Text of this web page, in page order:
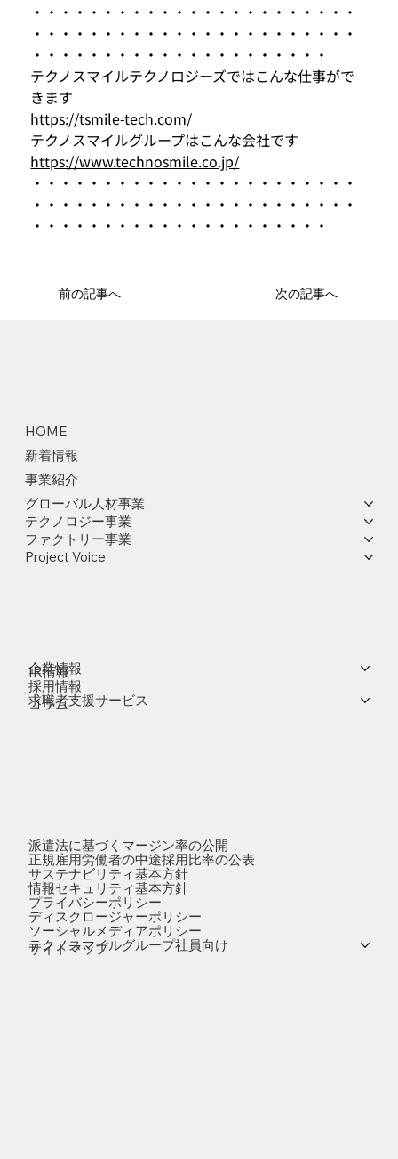
前の記事へ 次の記事へ
・・・・・・・・・・・・・・・・・・・・・・・
・・・・・・・・・・・・・・・・・・・・・・・
・・・・・・・・・・・・・・・・・・・・・
テクノスマイルテクノロジーズではこんな仕事がで
きます
https://tsmile-tech.com/
テクノスマイルグループはこんな会社です
https://www.technosmile.co.jp/
・・・・・・・・・・・・・・・・・・・・・・・
・・・・・・・・・・・・・・・・・・・・・・・
・・・・・・・・・・・・・・・・・・・・・
HOME
新着情報
事業紹介
グローバル人材事業
テクノロジー事業
ファクトリー事業
Project Voice
企業情報
IR情報
採用情報
求職者支援サービス
コラム
派遣法に基づくマージン率の公開
正規雇用労働者の中途採用比率の公表
サステナビリティ基本方針
情報セキュリティ基本方針
プライバシーポリシー
ディスクロージャーポリシー
ソーシャルメディアポリシー
テクノスマイルグループ社員向け
サイトマップ